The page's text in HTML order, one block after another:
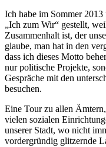
Ich habe im Sommer
„Ich zum Wir“ gestellt,
Zusammenhalt ist, der
glaube, man hat in den
dass ich dieses Motto
nur politische Projekte,
Gespräche mit den
besuchen.
Eine Tour zu allen
vielen sozialen
unserer Stadt, wo nicht
vordergründig glitzernde